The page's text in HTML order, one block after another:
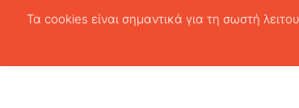
Τα cookies είναι σημαντικά για τη σωστή